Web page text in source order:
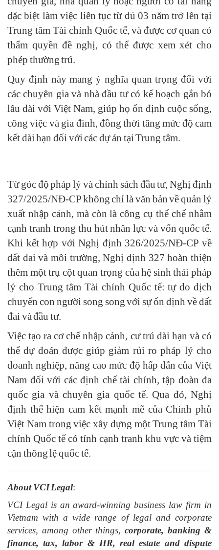
đặc biệt làm việc liên tục từ đủ 03 năm trở lên tại
Trung tâm Tài chính Quốc tế, và được cơ quan có
thẩm quyền đề nghị, có thể được xem xét cho
phép thường trú.
Quy định này mang ý nghĩa quan trọng đối với
các chuyên gia và nhà đầu tư có kế hoạch gắn bó
lâu dài với Việt Nam, giúp họ ổn định cuộc sống,
công việc và gia đình, đồng thời tăng mức độ cam
kết dài hạn đối với các dự án tại Trung tâm.
Từ góc độ pháp lý và chính sách đầu tư, Nghị định
327/2025/NĐ-CP không chỉ là văn bản về quản lý
xuất nhập cảnh, mà còn là công cụ thể chế nhằm
cạnh tranh trong thu hút nhân lực và vốn quốc tế.
Khi kết hợp với Nghị định 326/2025/NĐ-CP về
đất đai và môi trường, Nghị định 327 hoàn thiện
thêm một trụ cột quan trọng của hệ sinh thái pháp
lý cho Trung tâm Tài chính Quốc tế: tự do dịch
chuyển con người song song với sự ổn định về đất
đai và đầu tư.
Việc tạo ra cơ chế nhập cảnh, cư trú dài hạn và có
thể dự đoán được giúp giảm rủi ro pháp lý cho
doanh nghiệp, nâng cao mức độ hấp dẫn của Việt
Nam đối với các định chế tài chính, tập đoàn đa
quốc gia và chuyên gia quốc tế. Qua đó, Nghị
định thể hiện cam kết mạnh mẽ của Chính phủ
Việt Nam trong việc xây dựng một Trung tâm Tài
chính Quốc tế có tính cạnh tranh khu vực và tiệm
cận thông lệ quốc tế.
About VCI Legal:
VCI Legal is an award-winning business law firm in
Vietnam with a wide range of legal and corporate
services, among other things,corporate, banking &
finance, tax, labor & HR, real estate and dispute